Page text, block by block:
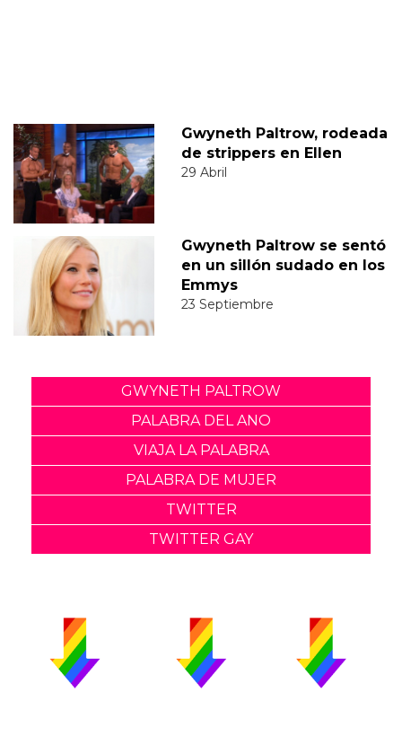
Gwyneth Paltrow, rodeada
de strippers en Ellen
29 Abril
Gwyneth Paltrow se sentó
en un sillón sudado en los
Emmys
23 Septiembre
GWYNETH PALTROW
PALABRA DEL ANO
VIAJA LA PALABRA
PALABRA DE MUJER
TWITTER
TWITTER GAY